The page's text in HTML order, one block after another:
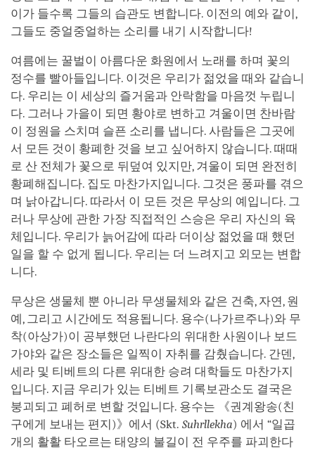
이가 들수록 그들의 습관도 변합니다. 이전의 예와 같이,
그들도 중얼중얼하는 소리를 내기 시작합니다!
여름에는 꿀벌이 아름다운 화원에서 노래를 하며 꽃의
정수를 빨아들입니다. 이것은 우리가 젊었을 때와 같습니
다. 우리는 이 세상의 즐거움과 안락함을 마음껏 누립니
다. 그러나 가을이 되면 황야로 변하고 겨울이면 찬바람
이 정원을 스치며 슬픈 소리를 냅니다. 사람들은 그곳에
서 모든 것이 황폐한 것을 보고 싶어하지 않습니다. 때때
로 산 전체가 꽃으로 뒤덮여 있지만, 겨울이 되면 완전히
황폐해집니다. 집도 마찬가지입니다. 그것은 풍파를 겪으
며 낡아갑니다. 따라서 이 모든 것은 무상의 예입니다. 그
러나 무상에 관한 가장 직접적인 스승은 우리 자신의 육
체입니다. 우리가 늙어감에 따라 더이상 젊었을 때 했던
일을 할 수 없게 됩니다. 우리는 더 느려지고 외모는 변합
니다.
무상은 생물체 뿐 아니라 무생물체와 같은 건축, 자연, 원
예, 그리고 시간에도 적용됩니다. 용수(나가르주나)와 무
착(아상가)이 공부했던 나란다의 위대한 사원이나 보드
가야와 같은 장소들은 일찍이 자취를 감췄습니다. 간덴,
세라 및 티베트의 다른 위대한 승려 대학들도 마찬가지
입니다. 지금 우리가 있는 티베트 기록보관소도 결국은
붕괴되고 폐허로 변할 것입니다. 용수는 《권계왕송(친
구에게 보내는 편지)》에서 (Skt. Suhrllekha) 에서 “일곱
개의 활활 타오르는 태양의 불길이 전 우주를 파괴한다